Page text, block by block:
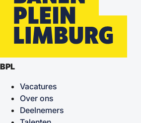
BPL
Vacatures
Over ons
Deelnemers